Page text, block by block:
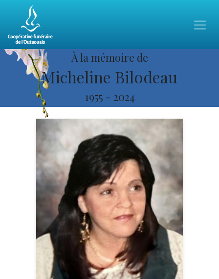
À la mémoire de
Micheline Bilodeau
1955 - 2024